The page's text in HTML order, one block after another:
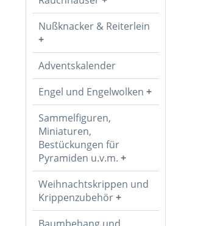
Nußknacker & Reiterlein
Adventskalender
Engel und Engelwolken
Sammelfiguren,
Miniaturen,
Bestückungen für
Pyramiden u.v.m.
Weihnachtskrippen und
Krippenzubehör